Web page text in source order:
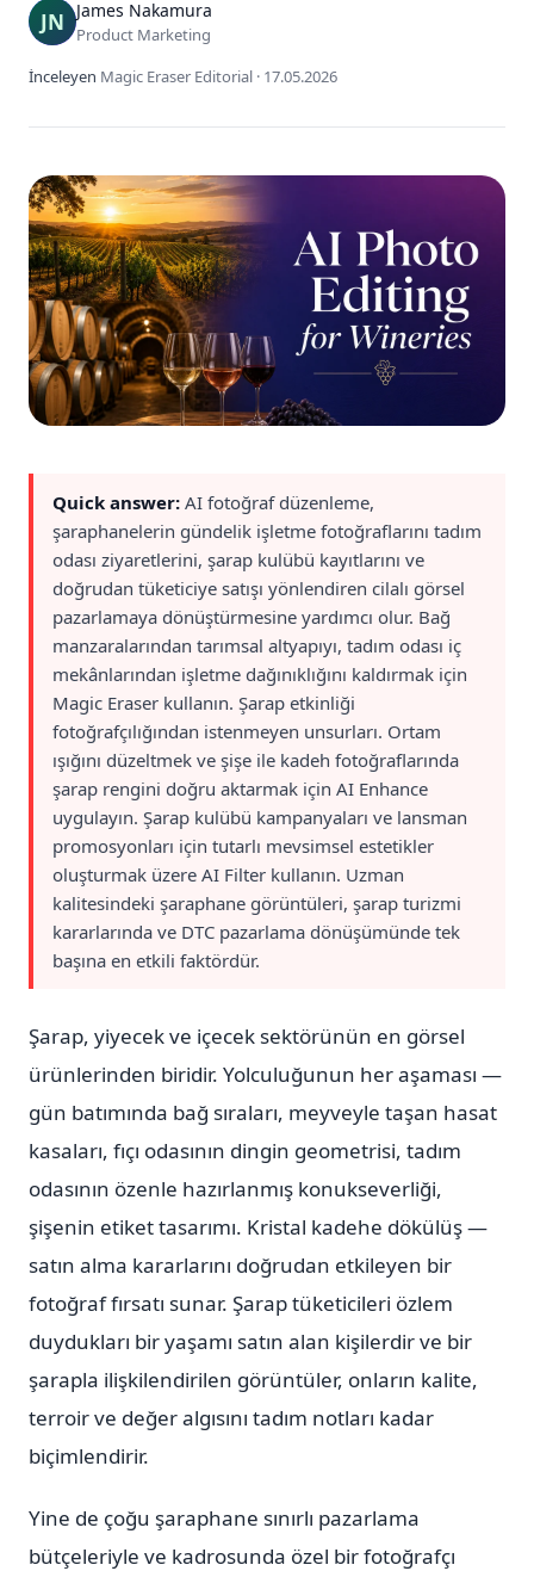
James Nakamura
Product Marketing
İnceleyen Magic Eraser Editorial · 17.05.2026
Quick answer: AI fotoğraf düzenleme,
şaraphanelerin gündelik işletme fotoğraflarını tadım
odası ziyaretlerini, şarap kulübü kayıtlarını ve
doğrudan tüketiciye satışı yönlendiren cilalı görsel
pazarlamaya dönüştürmesine yardımcı olur. Bağ
manzaralarından tarımsal altyapıyı, tadım odası iç
mekânlarından işletme dağınıklığını kaldırmak için
Magic Eraser kullanın. Şarap etkinliği
fotoğrafçılığından istenmeyen unsurları. Ortam
ışığını düzeltmek ve şişe ile kadeh fotoğraflarında
şarap rengini doğru aktarmak için AI Enhance
uygulayın. Şarap kulübü kampanyaları ve lansman
promosyonları için tutarlı mevsimsel estetikler
oluşturmak üzere AI Filter kullanın. Uzman
kalitesindeki şaraphane görüntüleri, şarap turizmi
kararlarında ve DTC pazarlama dönüşümünde tek
başına en etkili faktördür.
Şarap, yiyecek ve içecek sektörünün en görsel
ürünlerinden biridir. Yolculuğunun her aşaması —
gün batımında bağ sıraları, meyveyle taşan hasat
kasaları, fıçı odasının dingin geometrisi, tadım
odasının özenle hazırlanmış konukseverliği,
şişenin etiket tasarımı. Kristal kadehe dökülüş —
satın alma kararlarını doğrudan etkileyen bir
fotoğraf fırsatı sunar. Şarap tüketicileri özlem
duydukları bir yaşamı satın alan kişilerdir ve bir
şarapla ilişkilendirilen görüntüler, onların kalite,
terroir ve değer algısını tadım notları kadar
biçimlendirir.
Yine de çoğu şaraphane sınırlı pazarlama
bütçeleriyle ve kadrosunda özel bir fotoğrafçı